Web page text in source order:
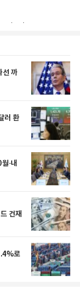
선 까
러 환
·내
건재
로